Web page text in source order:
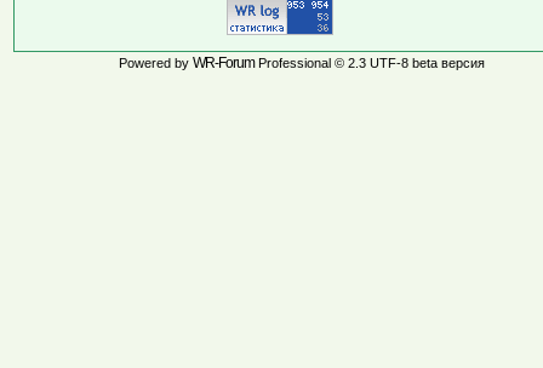
Powered by WR-ForumProfessional © 2.3 UTF-8 beta версия